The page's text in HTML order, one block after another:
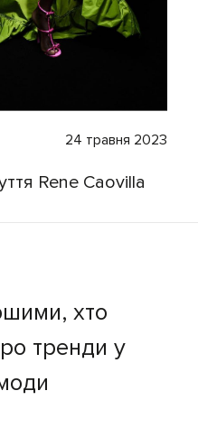
24 травня 2023
Rene Caovilla
хто
тренди у